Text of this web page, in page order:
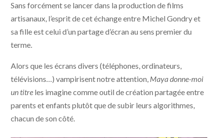
Sans forcément se lancer dans la production de films
artisanaux, l’esprit de cet échange entre Michel Gondry et
sa fille est celui d’un partage d’écran au sens premier du
terme.
Alors que les écrans divers (téléphones, ordinateurs,
télévisions…) vampirisent notre attention, Maya donne-moi
un titre les imagine comme outil de création partagée entre
parents et enfants plutôt que de subir leurs algorithmes,
chacun de son côté.